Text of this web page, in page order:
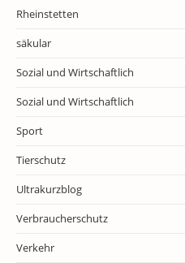
Rheinstetten
säkular
Sozial und Wirtschaftlich
Sozial und Wirtschaftlich
Sport
Tierschutz
Ultrakurzblog
Verbraucherschutz
Verkehr